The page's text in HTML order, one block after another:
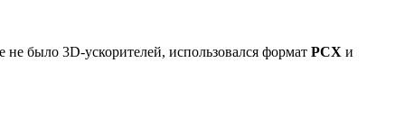
не было 3D-ускорителей, использовался формат PCX и